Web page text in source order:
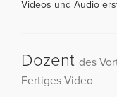
Videos und Audio
Dozent des
Fertiges Video